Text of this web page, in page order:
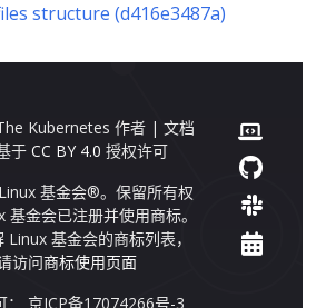
structure (d416e3487a)
Kubernetes 作者 | 文档
于CC BY 4.0 授权许可
基金会®。保留所有权
基金会已注册并使用商标。
Linux 基金会的商标列表，
访问商标使用页面
： 京ICP备17074266号-3